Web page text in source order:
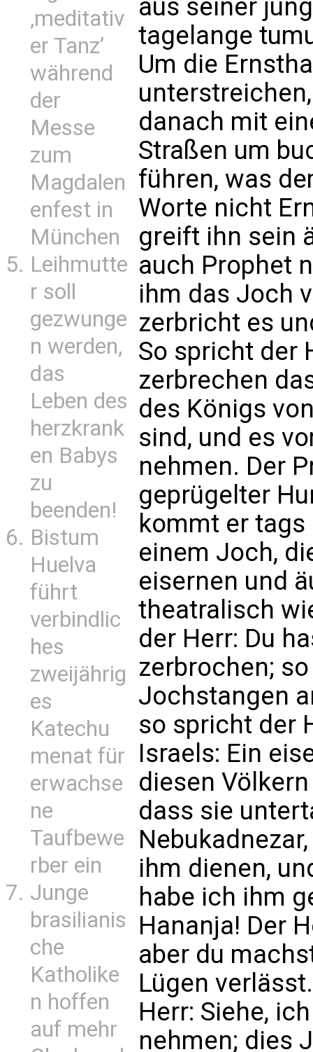
‚meditativ
er Tanz’
während
der
Messe
zum
Magdalen
enfest in
München
Leihmutte
r soll
gezwunge
n werden,
das
Leben des
herzkrank
en Babys
zu
beenden!
Bistum
Huelva
führt
verbindlic
hes
zweijährig
es
Katechu
menat für
erwachse
ne
Taufbewe
rber ein
Junge
brasilianis
che
Katholike
n hoffen
auf mehr
aus seiner
tagelange
Um die
unterstreichen,
danach mit
Straßen um
führen, was
Worte nicht
greift ihn sein
auch Prophet
ihm das Joch
zerbricht es
So spricht
zerbrechen
des Königs
sind, und es
nehmen. Der
geprügelter
kommt er
einem Joch,
eisernen und
theatralisch
der Herr: Du
zerbrochen;
Jochstangen
so spricht der
Israels: Ein
diesen
dass sie
ihm dienen,
habe ich ihm
Hananja! Der
aber du
Lügen
Herr: Siehe,
nehmen; dies